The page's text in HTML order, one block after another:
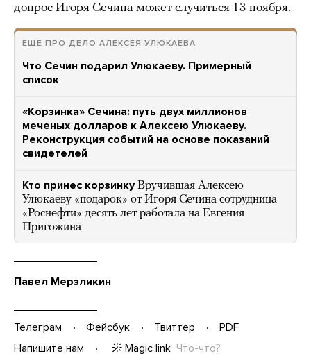
допрос Игоря Сечина может случиться 13 ноября.
ЕЩЕ ПРО ДЕЛО АЛЕКСЕЯ УЛЮКАЕВА
Что Сечин подарил Улюкаеву. Примерный
список
«Корзинка» Сечина: путь двух миллионов
меченых долларов к Алексею Улюкаеву.
Реконструкция событий на основе показаний
свидетелей
Кто принес корзинку Вручившая Алексею
Улюкаеву «подарок» от Игоря Сечина сотрудница
«Роснефти» десять лет работала на Евгения
Пригожина
Павел Мерзликин
Телеграм Фейсбук Твиттер
PDF
Напишите нам
Magic link Что-что?